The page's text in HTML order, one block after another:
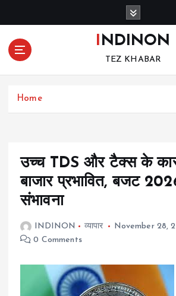
o
INDINON
TEZ KHABAR
Home
उच्च TDS और टैक्स के
बाजार प्रभावित, बजट
संभावना
INDINON व्यापार
November 28,
0 Comments